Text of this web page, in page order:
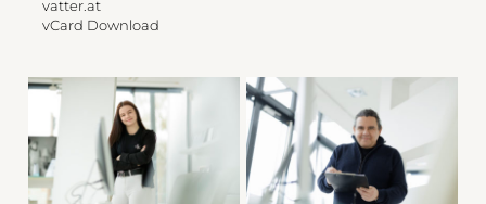
vatter.at
vCard Download